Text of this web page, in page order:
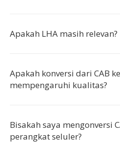
Apakah LHA masih relevan?
Apakah konversi dari CAB
mempengaruhi kualitas?
Bisakah saya mengonversi
perangkat seluler?